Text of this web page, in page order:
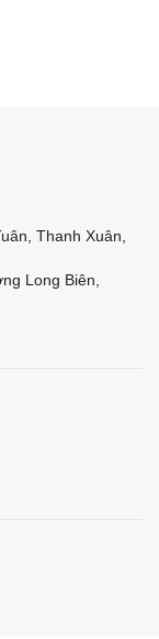
Thanh Xuân,
Long Biên,